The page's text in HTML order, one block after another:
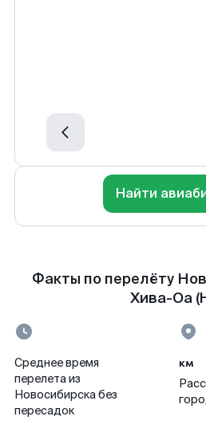
Найти
Факты по перелёту
Хива-Оа
Среднее время
перелета из
Новосибирска без
пересадок
км